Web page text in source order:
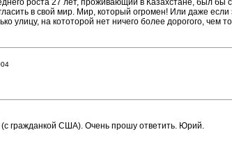
роста 27 лет, проживающий в Казахстане, был бы
в свой мир. Мир, который огромен! Или даже если
улицу, на кототорой нет ничего более дорогого, чем
гражданкой США). Очень прошу ответить. Юрий.